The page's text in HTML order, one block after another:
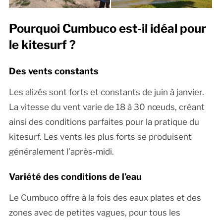
Pourquoi Cumbuco est-il idéal pour
le kitesurf ?
Des vents constants
Les alizés sont forts et constants de juin à janvier.
La vitesse du vent varie de 18 à 30 nœuds, créant
ainsi des conditions parfaites pour la pratique du
kitesurf. Les vents les plus forts se produisent
généralement l’après-midi.
Variété des conditions de l’eau
Le Cumbuco offre à la fois des eaux plates et des
zones avec de petites vagues, pour tous les